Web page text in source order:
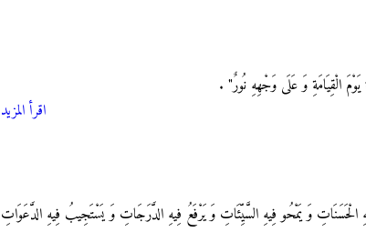
الْقِيَامَةِ وَ عَلَى وَجْهِهِ نُورٌ" .
اقرأ المزيد
الْحَسَنَاتِ وَ يَمْحُو فِيهِ السَّيِّئَاتِ وَ يَرْفَعُ فِيهِ الدَّرَجَاتِ وَ يَسْتَجِيبُ فِيهِ الدَّعَوَاتِ